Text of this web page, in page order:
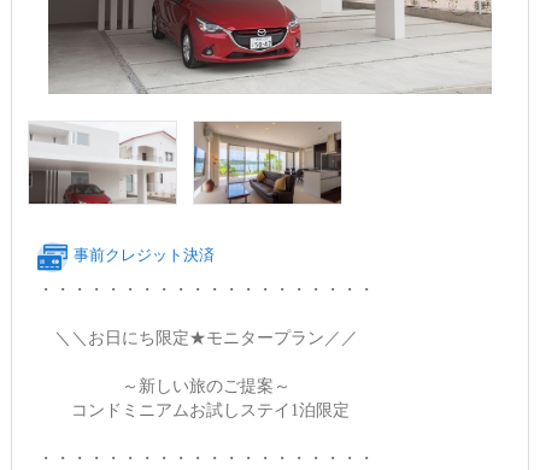
事前クレジット決済
・・・・・・・・・・・・・・・・・・・・
＼＼お日にち限定★モニタープラン／／
～新しい旅のご提案～
コンドミニアムお試しステイ1泊限定
・・・・・・・・・・・・・・・・・・・・